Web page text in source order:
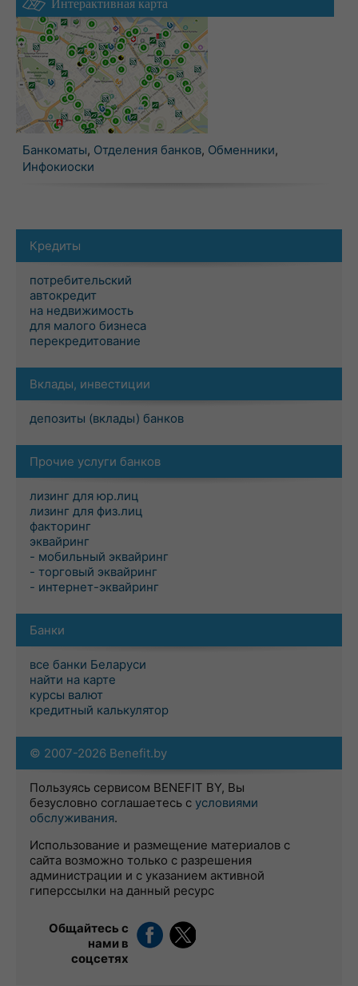
Интерактивная карта
Банкоматы, Отделения банков, Обменники,
Инфокиоски
Кредиты
потребительский
автокредит
на недвижимость
для малого бизнеса
перекредитование
Вклады, инвестиции
депозиты (вклады) банков
Прочие услуги банков
лизинг для юр.лиц
лизинг для физ.лиц
факторинг
эквайринг
- мобильный эквайринг
- торговый эквайринг
- интернет-эквайринг
Банки
все банки Беларуси
найти на карте
курсы валют
кредитный калькулятор
© 2007-2026 Benefit.by
Пользуясь сервисом BENEFIT BY, Вы
безусловно соглашаетесь с условиями
обслуживания.
Использование и размещение материалов с
сайта возможно только с разрешения
администрации и с указанием активной
гиперссылки на данный ресурс
Общайтесь с
нами в
соцсетях